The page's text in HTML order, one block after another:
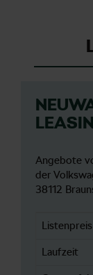
Angebote
der
38112
Listenpreis
Laufzeit